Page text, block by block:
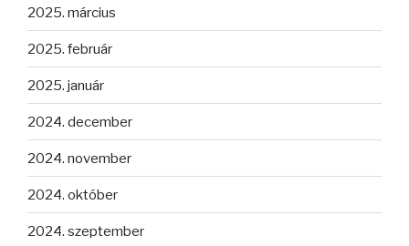
2025. március
2025. február
2025. január
2024. december
2024. november
2024. október
2024. szeptember